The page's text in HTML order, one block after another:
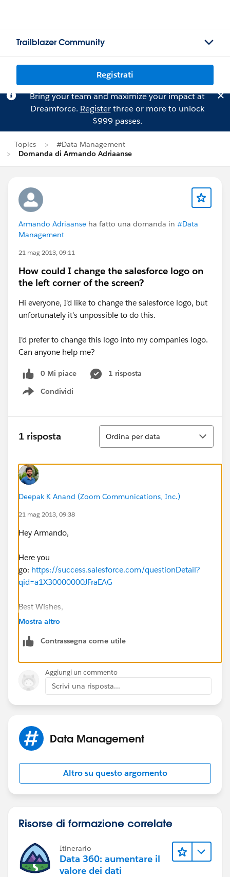
Trailblazer Community
Registrati
Bring your team and maximize your impact at
Dreamforce. Registerthree or more to unlock
$999 passes.
Topics
#Data Management
Domanda di Armando Adriaanse
Armando Adriaanse ha fatto una domanda in #Data
Management
21 mag 2013, 09:11
How could I change the salesforce logo on
the left corner of the screen?
Hi everyone, I'd like to change the salesforce logo, but
unfortunately it's unpossible to do this.
I'd prefer to change this logo into my companies logo.
Can anyone help me?
0 Mi piace
1 risposta
Condividi
Show menu
1 risposta
Ordina
Ordina per data
Deepak K Anand (‎‎‎‎‎‎Zoom Communications, Inc.)
21 mag 2013, 09:38
Hey Armando,
Here you
go: https://success.salesforce.com/questionDetail?
qid=a1X30000000JFraEAG
Best Wishes,
Mostra altro
Contrassegna come utile
Aggiungi un commento
Scrivi una risposta...
Data Management
Altro su questo argomento
Risorse di formazione correlate
Itinerario
Data 360: aumentare il
valore dei dati